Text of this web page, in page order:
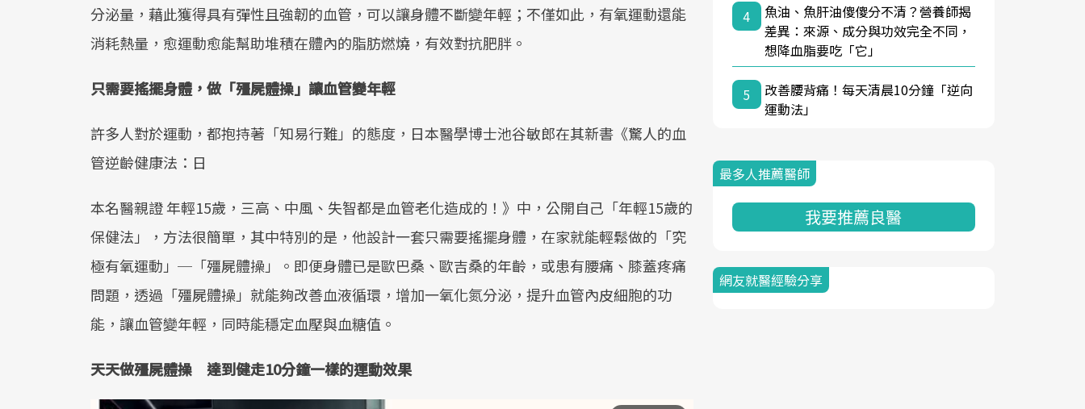
分泌量，藉此獲得具有彈性且強韌的血管，可以讓身體不斷變年輕；不僅如此，有氧運動還能
消耗熱量，愈運動愈能幫助堆積在體內的脂肪燃燒，有效對抗肥胖。
只需要搖擺身體，做「殭屍體操」讓血管變年輕
許多人對於運動，都抱持著「知易行難」的態度，日本醫學博士池谷敏郎在其新書《驚人的血
管逆齡健康法：日
本名醫親證 年輕15歲，三高、中風、失智都是血管老化造成的！》中，公開自己「年輕15歲的
保健法」，方法很簡單，其中特別的是，他設計一套只需要搖擺身體，在家就能輕鬆做的「究
極有氧運動」─「殭屍體操」。即便身體已是歐巴桑、歐吉桑的年齡，或患有腰痛、膝蓋疼痛
問題，透過「殭屍體操」就能夠改善血液循環，增加一氧化氮分泌，提升血管內皮細胞的功
能，讓血管變年輕，同時能穩定血壓與血糖值。
天天做殭屍體操 達到健走10分鐘一樣的運動效果
4
魚油、魚肝油傻傻分不清？營養師揭
差異：來源、成分與功效完全不同，
想降血脂要吃「它」
5
改善腰背痛！每天清晨10分鐘「逆向
運動法」
最多人推薦醫師
我要推薦良醫
網友就醫經驗分享